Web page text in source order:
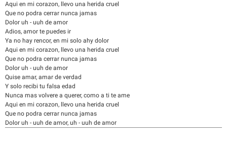
Aqui en mi corazon, llevo una herida cruel
Que no podra cerrar nunca jamas
Dolor uh - uuh de amor
Adios, amor te puedes ir
Ya no hay rencor, en mi solo ahy dolor
Aqui en mi corazon, llevo una herida cruel
Que no podra cerrar nunca jamas
Dolor uh - uuh de amor
Quise amar, amar de verdad
Y solo recibi tu falsa edad
Nunca mas volvere a querer, como a ti te ame
Aqui en mi corazon, llevo una herida cruel
Que no podra cerrar nunca jamas
Dolor uh - uuh de amor, uh - uuh de amor